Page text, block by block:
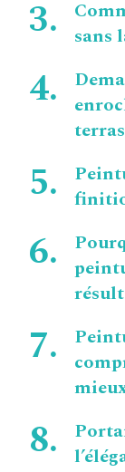
sans